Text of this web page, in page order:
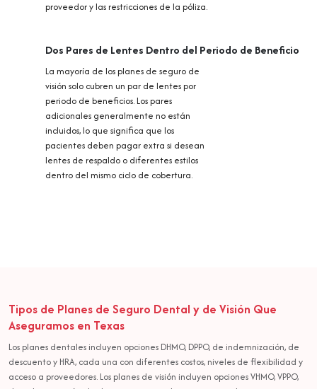
proveedor y las restricciones de la póliza.
Dos Pares de Lentes Dentro del Periodo de Beneficio
La mayoría de los planes de seguro de
visión solo cubren un par de lentes por
periodo de beneficios. Los pares
adicionales generalmente no están
incluidos, lo que significa que los
pacientes deben pagar extra si desean
lentes de respaldo o diferentes estilos
dentro del mismo ciclo de cobertura.
Tipos de Planes de Seguro Dental y de Visión Que
Aseguramos en Texas
Los planes dentales incluyen opciones DHMO, DPPO, de indemnización, de
descuento y HRA, cada una con diferentes costos, niveles de flexibilidad y
acceso a proveedores. Los planes de visión incluyen opciones VHMO, VPPO,